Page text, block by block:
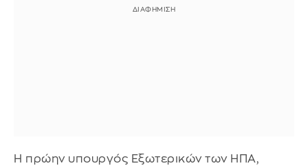
Η πρώην υπουργός Εξωτερικών των ΗΠΑ,